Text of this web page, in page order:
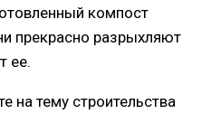
компост
прекрасно разрыхляют
ее.
на тему строительства